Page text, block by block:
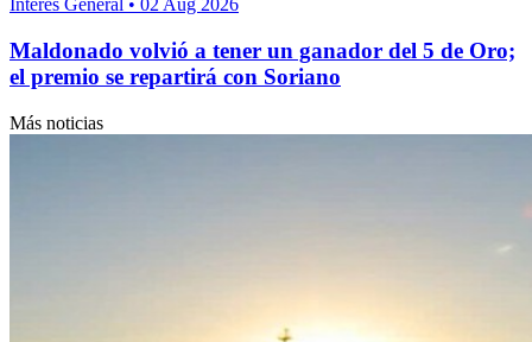
Interés General • 02 Aug 2026
Maldonado volvió a tener un ganador del 5 de Oro;
el premio se repartirá con Soriano
Más noticias